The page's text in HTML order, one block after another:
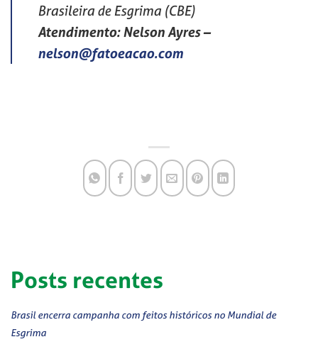
Brasileira de Esgrima (CBE)
Atendimento: Nelson Ayres–
nelson@fatoeacao.com
Posts recentes
Brasil encerra campanha com feitos históricos no Mundial de
Esgrima